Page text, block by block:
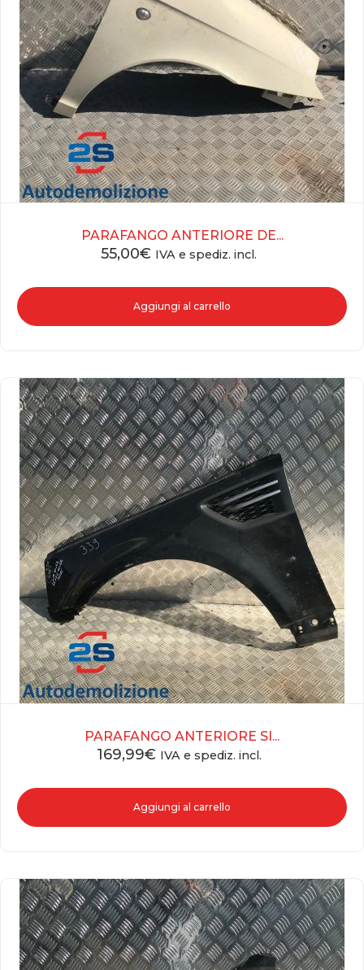
PARAFANGO ANTERIORE DE...
55,00€ IVA e spediz. incl.
Aggiungi al carrello
PARAFANGO ANTERIORE SI...
169,99€ IVA e spediz. incl.
Aggiungi al carrello